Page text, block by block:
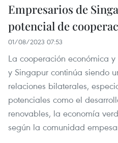
Empresarios de
potencial de
01/08/2023 07:53
La cooperación económica
y Singapur continúa siendo
relaciones bilaterales,
potenciales como el
renovables, la economía
según la comunidad